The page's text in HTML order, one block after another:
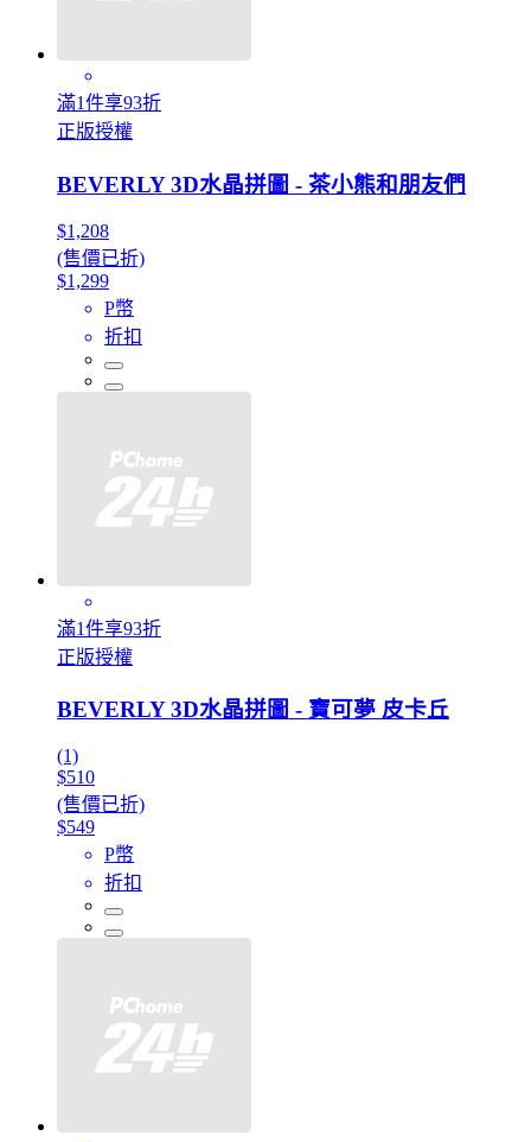
滿1件享93折
正版授權
BEVERLY 3D水晶拼圖 - 茶小熊和朋友們
$1,208
(售價已折)
$1,299
P幣
折扣
滿1件享93折
正版授權
BEVERLY 3D水晶拼圖 - 寶可夢 皮卡丘
(1)
$510
(售價已折)
$549
P幣
折扣